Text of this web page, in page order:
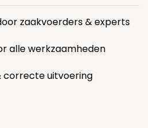
zaakvoerders & experts
alle werkzaamheden
correcte uitvoering